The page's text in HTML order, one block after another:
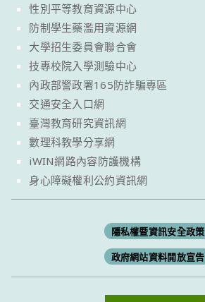
性別平等教育資源中心
防制學生藥濫用資源網
大學招生委員會聯合會
技專校院入學測驗中心
內政部警政署165防詐騙專區
交通安全入口網
臺灣教育研究資訊網
數理科教學分享網
iWIN網路內容防護機構
身心障礙權利公約資訊網
隱私權暨資訊安全政策
政府網站資料開放宣告